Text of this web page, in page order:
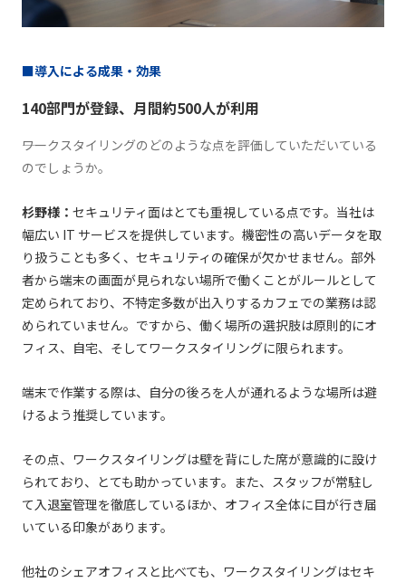
■導入による成果・効果
140部門が登録、月間約500人が利用
――ワークスタイリングのどのような点を評価していただいている
のでしょうか。
杉野様： セキュリティ⾯はとても重視している点です。当社は
幅広い IT サービスを提供しています。機密性の⾼いデータを取
り扱うことも多く、セキュリティの確保が⽋かせません。部外
者から端末の画⾯が⾒られない場所で働くことがルールとして
定められており、不特定多数が出⼊りするカフェでの業務は認
められていません。ですから、働く場所の選択肢は原則的にオ
フィス、⾃宅、そしてワークスタイリングに限られます。
端末で作業する際は、⾃分の後ろを⼈が通れるような場所は避
けるよう推奨しています。
その点、ワークスタイリングは壁を背にした席が意識的に設け
られており、とても助かっています。また、スタッフが常駐し
て⼊退室管理を徹底しているほか、オフィス全体に⽬が⾏き届
いている印象があります。
他社のシェアオフィスと⽐べても、ワークスタイリングはセキ